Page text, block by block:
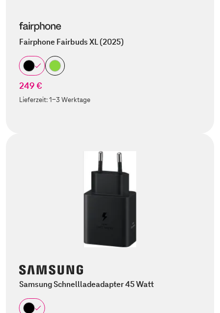
Fairphone Fairbuds XL (2025)
249 €
Lieferzeit:1-3 Werktage
Samsung Schnellladeadapter 45 Watt